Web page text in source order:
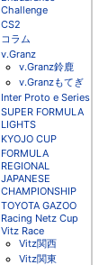
Challenge
CS2
コラム
v.Granz
v.Granz鈴鹿
v.Granzもてぎ
Inter Proto e Series
SUPER FORMULA
LIGHTS
KYOJO CUP
FORMULA
REGIONAL
JAPANESE
CHAMPIONSHIP
TOYOTA GAZOO
Racing Netz Cup
Vitz Race
Vitz関西
Vitz関東